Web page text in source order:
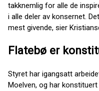
takknemlig for alle de
i alle deler av konsernet.
mest givende, sier
Flatebø er
Styret har igangsatt
Moelven, og har